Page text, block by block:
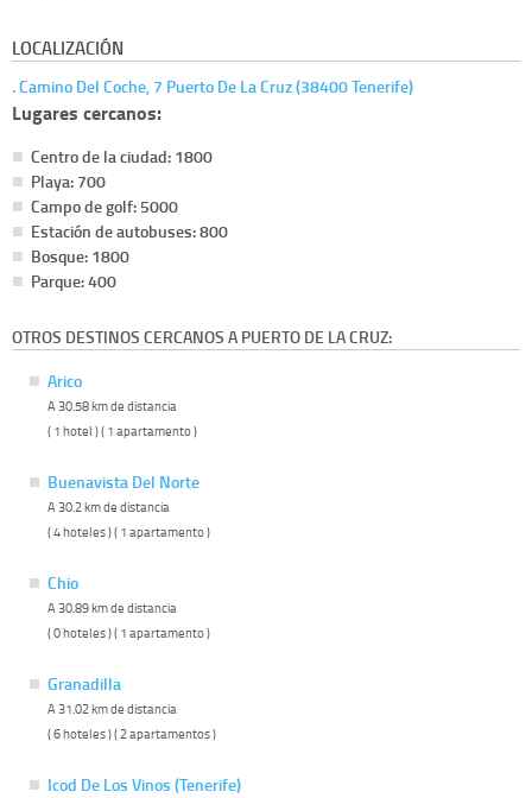
LOCALIZACIÓN
. Camino Del Coche, 7 Puerto De La Cruz (38400 Tenerife)
Lugares cercanos:
Centro de la ciudad: 1800
Playa: 700
Campo de golf: 5000
Estación de autobuses: 800
Bosque: 1800
Parque: 400
OTROS DESTINOS CERCANOS A PUERTO DE LA CRUZ:
Arico
A 30.58 km de distancia
( 1 hotel ) ( 1 apartamento )
Buenavista Del Norte
A 30.2 km de distancia
( 4 hoteles ) ( 1 apartamento )
Chio
A 30.89 km de distancia
( 0 hoteles ) ( 1 apartamento )
Granadilla
A 31.02 km de distancia
( 6 hoteles ) ( 2 apartamentos )
Icod De Los Vinos (Tenerife)